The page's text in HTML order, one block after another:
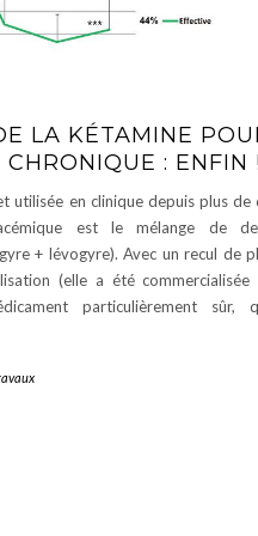
LA KÉTAMINE
: ENFIN !
utilisée en clinique depuis plus de
est le mélange de
+ lévogyre). Avec un recul de
(elle a été commercialisée
particulièrement sûr,